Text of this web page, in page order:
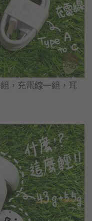
，充電線一組，耳